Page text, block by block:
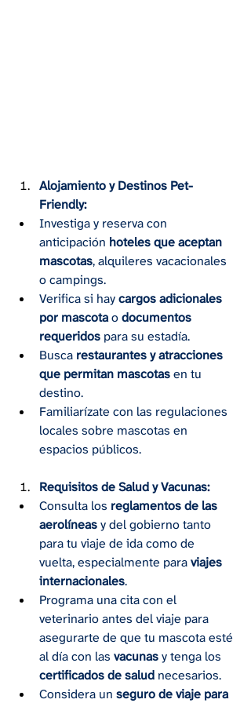
Alojamiento y Destinos Pet-
Friendly:
Investiga y reserva con
anticipación hoteles que aceptan
mascotas, alquileres vacacionales
o campings.
Verifica si hay cargos adicionales
por mascota o documentos
requeridos para su estadía.
Busca restaurantes y atracciones
que permitan mascotas en tu
destino.
Familiarízate con las regulaciones
locales sobre mascotas en
espacios públicos.
Requisitos de Salud y Vacunas:
Consulta los reglamentos de las
aerolíneas y del gobierno tanto
para tu viaje de ida como de
vuelta, especialmente para viajes
internacionales.
Programa una cita con el
veterinario antes del viaje para
asegurarte de que tu mascota esté
al día con las vacunas y tenga los
certificados de salud necesarios.
Considera un seguro de viaje para